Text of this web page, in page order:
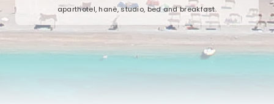
aparthotel, hanë, studio, bed and breakfast.